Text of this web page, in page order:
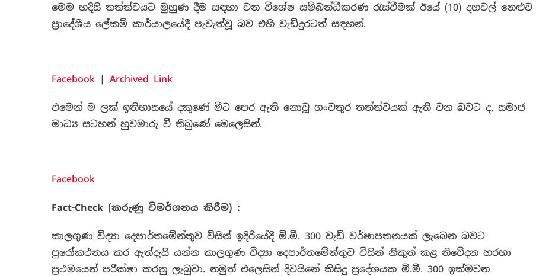
මෙම හදිසි තත්ත්වයට මුහුණ දීම සඳහා වන විශේෂ සම්බන්ධීකරණ රැස්වීමක් ඊයේ (10) දහවල් නෙළුව
ප්‍රාදේශීය ලේකම් කාර්යාලයේදී පැවැත්වූ බව එහි වැඩිදුරටත් සඳහන්.
Facebook | Archived Link
එමෙන් ම ලක් ඉතිහාසයේ දකුණේ මීට පෙර ඇති නොවූ ගංවතුර තත්ත්වයක් ඇති වන බවට ද, සමාජ
මාධ්‍ය සටහන් හුවමාරු වී තිබුණේ මෙලෙසින්.
Facebook
Fact-Check (කරුණු විමර්ශනය කිරීම) :
කාලගුණ විද්‍යා දෙපාර්තමේන්තුව විසින් ඉදිරියේදී මි.මී. 300 වැඩි වර්ෂාපතනයක් ලැබෙන බවට
පුරෝකථනය කර ඇත්දැයි යන්න කාලගුණ විද්‍යා දෙපාර්තමේන්තුව විසින් නිකුත් කළ නිවේදන හරහා
ප්‍රථමයෙන් පරීක්ෂා කරනු ලැබුවා. නමුත් එලෙසින් දිවයිනේ කිසිදු ප්‍රදේශයක මි.මී. 300 ඉක්මවන